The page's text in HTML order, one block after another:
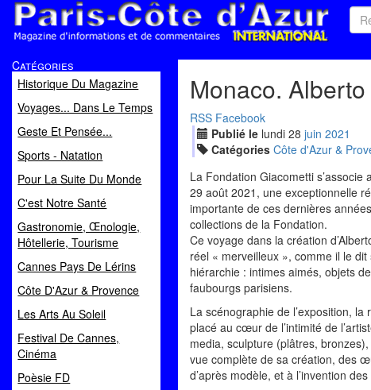
Magazine d'informations et de commentaires
Catégories
Historique Du Magazine
Voyages... Dans Le Temps
Geste Et Pensée...
Sports - Natation
Pour La Suite Du Monde
C'est Notre Santé
Gastronomie, Œnologie,
Hôtellerie, Tourisme
Cannes Pays De Lérins
Côte D'Azur & Provence
Les Arts Au Soleil
Festival De Cannes,
Cinéma
Poèsie FD
Monaco.
RSS Facebook
Publié le lundi 28 juin 2021
Catégories Côte d'Azur &
La Fondation Giacometti
29 août 2021, une exceptionnelle
importante de ces dernières
collections de la Fondation.
Ce voyage dans la création
réel « merveilleux », comme il le
hiérarchie : intimes aimés, objets
faubourgs parisiens.
La scénographie de l’exposition,
placé au cœur de l’intimité de
media, sculpture (plâtres,
vue complète de sa création, des
d’après modèle, et à l’invention